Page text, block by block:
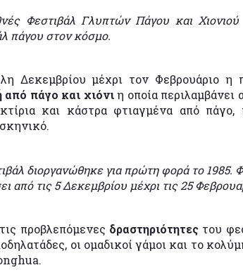
Φεστιβάλ Γλυπτών Πάγου και
πάγου στον κόσμο.
Δεκεμβρίου μέχρι τον Φεβρουάριο η
από πάγο και χιόνιη οποία
και κάστρα φτιαγμένα από
διοργανώθηκε για πρώτη φορά το 1985.
από τις 5 Δεκεμβρίου μέχρι τις 25
προβλεπόμενες δραστηριότητες του
οι ομαδικοί γάμοι και το